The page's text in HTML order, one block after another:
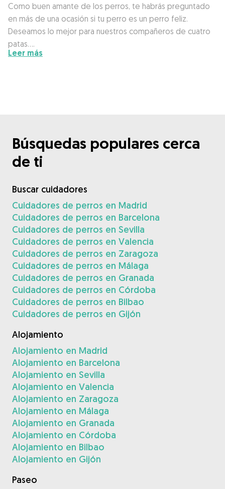
Como buen amante de los perros, te habrás preguntado
en más de una ocasión si tu perro es un perro feliz.
Deseamos lo mejor para nuestros compañeros de cuatro
patas….
Leer más
Búsquedas populares cerca
de ti
Buscar cuidadores
Cuidadores de perros en Madrid
Cuidadores de perros en Barcelona
Cuidadores de perros en Sevilla
Cuidadores de perros en Valencia
Cuidadores de perros en Zaragoza
Cuidadores de perros en Málaga
Cuidadores de perros en Granada
Cuidadores de perros en Córdoba
Cuidadores de perros en Bilbao
Cuidadores de perros en Gijón
Alojamiento
Alojamiento en Madrid
Alojamiento en Barcelona
Alojamiento en Sevilla
Alojamiento en Valencia
Alojamiento en Zaragoza
Alojamiento en Málaga
Alojamiento en Granada
Alojamiento en Córdoba
Alojamiento en Bilbao
Alojamiento en Gijón
Paseo